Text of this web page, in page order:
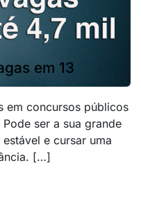
em 13
em concursos públicos
ser a sua grande
e cursar uma
[…]